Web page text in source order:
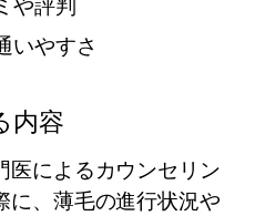
や評判
いやすさ
内容
医によるカウンセリン
に、薄毛の進行状況や